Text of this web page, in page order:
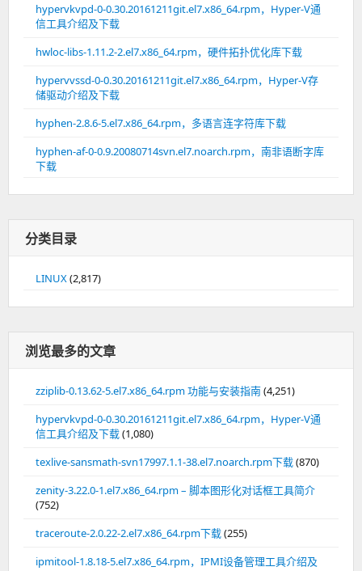
hypervkvpd-0-0.30.20161211git.el7.x86_64.rpm，Hyper-V通
信工具介绍及下载
hwloc-libs-1.11.2-2.el7.x86_64.rpm，硬件拓扑优化库下载
hypervvssd-0-0.30.20161211git.el7.x86_64.rpm，Hyper-V存
储驱动介绍及下载
hyphen-2.8.6-5.el7.x86_64.rpm，多语言连字符库下载
hyphen-af-0-0.9.20080714svn.el7.noarch.rpm，南非语断字库
下载
分类目录
LINUX(2,817)
浏览最多的文章
zziplib-0.13.62-5.el7.x86_64.rpm 功能与安装指南(4,251)
hypervkvpd-0-0.30.20161211git.el7.x86_64.rpm，Hyper-V通
信工具介绍及下载(1,080)
texlive-sansmath-svn17997.1.1-38.el7.noarch.rpm下载(870)
zenity-3.22.0-1.el7.x86_64.rpm – 脚本图形化对话框工具简介
(752)
traceroute-2.0.22-2.el7.x86_64.rpm下载(255)
ipmitool-1.8.18-5.el7.x86_64.rpm，IPMI设备管理工具介绍及